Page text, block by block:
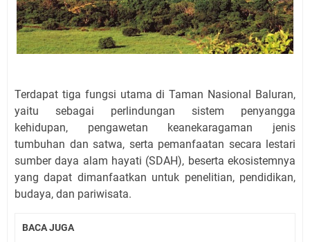
Terdapat tiga fungsi utama di Taman Nasional Baluran,
yaitu sebagai perlindungan sistem penyangga
kehidupan, pengawetan keanekaragaman jenis
tumbuhan dan satwa, serta pemanfaatan secara lestari
sumber daya alam hayati (SDAH), beserta ekosistemnya
yang dapat dimanfaatkan untuk penelitian, pendidikan,
budaya, dan pariwisata.
BACA JUGA